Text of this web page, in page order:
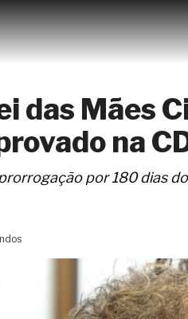
das Mães
na
por 180 dias